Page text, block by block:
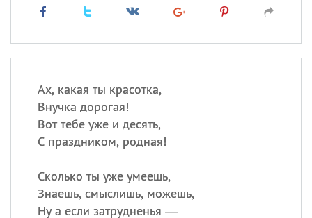
Ах, какая ты красотка,
Внучка дорогая!
Вот тебе уже и десять,
С праздником, родная!
Сколько ты уже умеешь,
Знаешь, смыслишь, можешь,
Ну а если затрудненья —